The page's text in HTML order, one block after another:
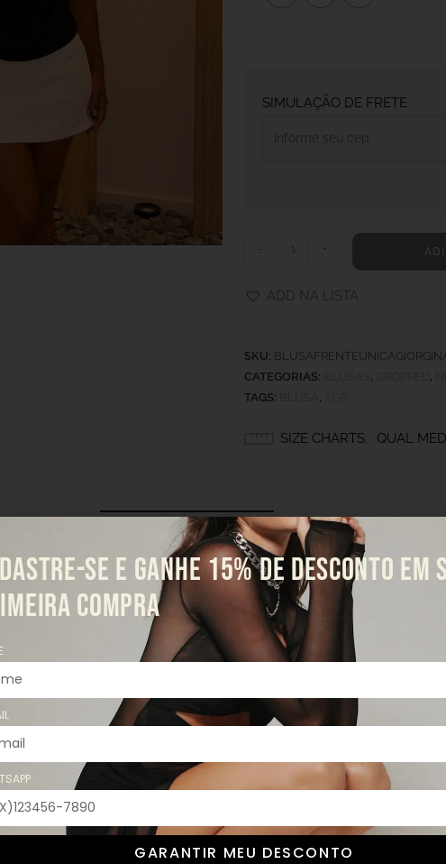
SIMULAÇÃO DE FRETE
+
ADD NA LISTA
SKU:
CATEGORIAS:
, ,
TAGS:
,
SIZE CHARTS QUAL
INFORMAÇÃO ADICIONAL AVALIAÇÕES (0)
10 × 10 ×
OFF,
SE E GANHE 15% DE DESCONTO EM
COMPRA
GARANTIR MEU DESCONTO